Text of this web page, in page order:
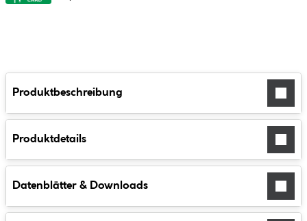
Produktbeschreibung
Produktdetails
Datenblätter & Downloads